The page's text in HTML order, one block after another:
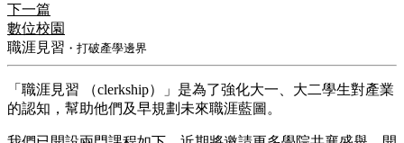
下一篇
數位校園
職涯見習 ・打破產學邊界
「職涯見習 （clerkship）」是為了強化大一、大二學生對產業
的認知，幫助他們及早規劃未來職涯藍圖。